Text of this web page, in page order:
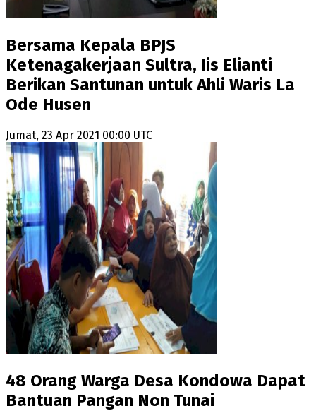
Bersama Kepala BPJS
Ketenagakerjaan Sultra, Iis Elianti
Berikan Santunan untuk Ahli Waris La
Ode Husen
Jumat, 23 Apr 2021 00:00 UTC
48 Orang Warga Desa Kondowa Dapat
Bantuan Pangan Non Tunai